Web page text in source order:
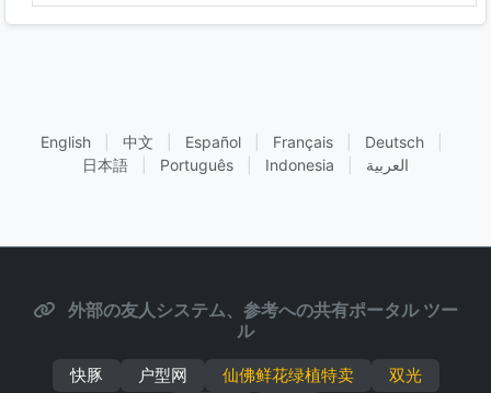
English 中文 Español Français Deutsch
日本語
Português Indonesia العربية
外部の友人システム、参考への共有ポータル ツー
ル
快豚 户型网 仙佛鲜花绿植特卖
双光